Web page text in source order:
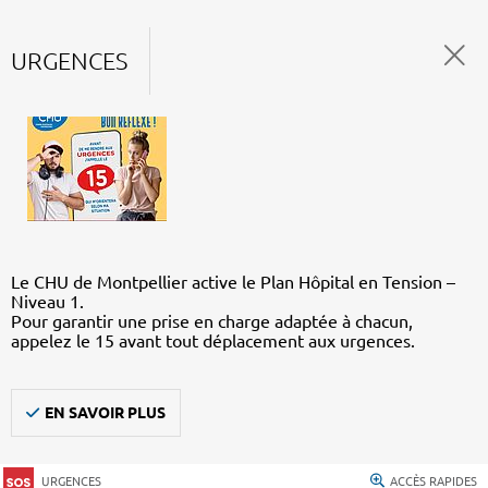
URGENCES
Le CHU de Montpellier active le Plan Hôpital en Tension –
Niveau 1.
Pour garantir une prise en charge adaptée à chacun,
appelez le 15 avant tout déplacement aux urgences.
EN SAVOIR PLUS
URGENCES ACCÈS RAPIDES